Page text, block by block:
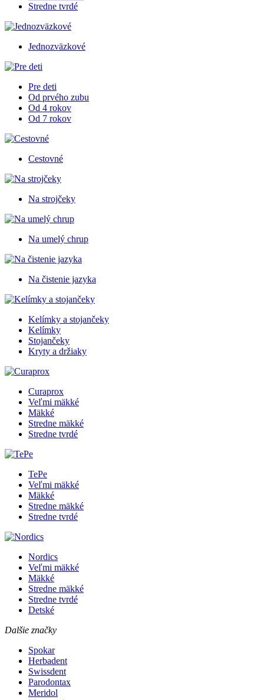
Stredne tvrdé
Jednozväzkové
Pre deti
Od prvého zubu
Od 4 rokov
Od 7 rokov
Cestovné
Na strojčeky
Na umelý chrup
Na čistenie jazyka
Kelímky a stojančeky
Kelímky
Stojančeky
Kryty a držiaky
Curaprox
Veľmi mäkké
Mäkké
Stredne mäkké
Stredne tvrdé
TePe
Veľmi mäkké
Mäkké
Stredne mäkké
Stredne tvrdé
Nordics
Veľmi mäkké
Mäkké
Stredne mäkké
Stredne tvrdé
Detské
Dalšie značky
Spokar
Herbadent
Swissdent
Parodontax
Meridol